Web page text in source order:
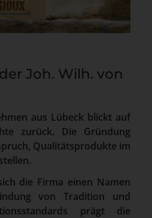
Joh. Wilh. von
aus Lübeck blickt auf
zurück. Die Gründung
Qualitätsprodukte im
die Firma einen Namen
von Tradition und
prägt die